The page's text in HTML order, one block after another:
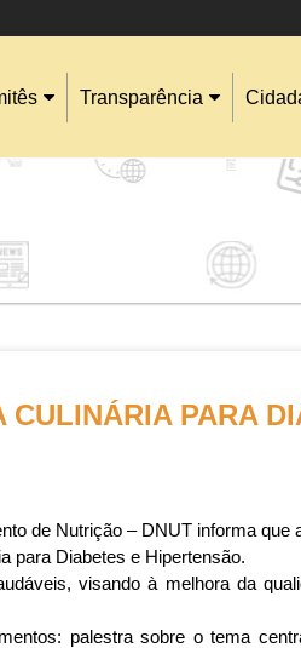
Transparência
PARA
de Nutrição – DNUT informa que
para Diabetes e Hipertensão.
visando à melhora da
palestra sobre o tema